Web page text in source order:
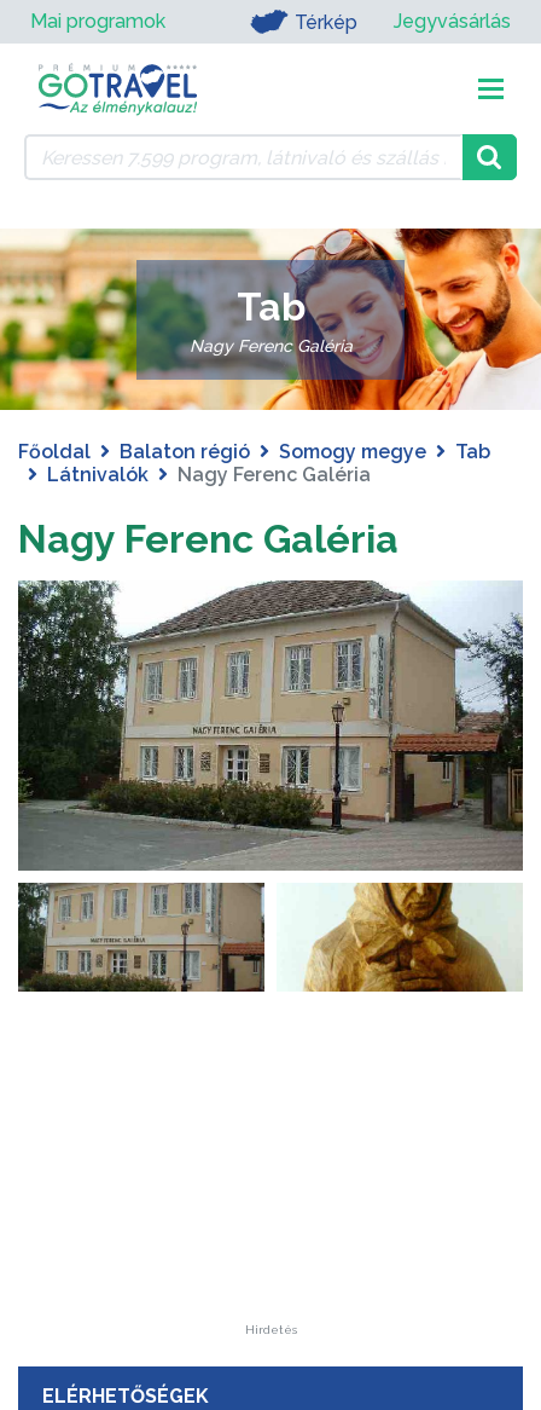
Mai programok Térkép Jegyvásárlás
Tab
Nagy Ferenc Galéria
Főoldal Balaton régió Somogy megye
Tab
Látnivalók
Nagy Ferenc Galéria
Nagy Ferenc Galéria
Hirdetés
ELÉRHETŐSÉGEK